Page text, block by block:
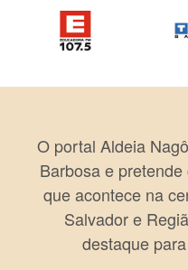
O portal Aldeia
Barbosa e
que acontece na
Salvador e
destaque